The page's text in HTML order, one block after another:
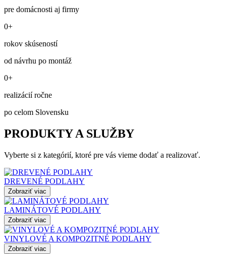
pre domácnosti aj firmy
0+
rokov skúseností
od návrhu po montáž
0+
realizácií ročne
po celom Slovensku
PRODUKTY A SLUŽBY
Vyberte si z kategórií, ktoré pre vás vieme dodať a realizovať.
DREVENÉ PODLAHY
Zobraziť viac
LAMINÁTOVÉ PODLAHY
Zobraziť viac
VINYLOVÉ A KOMPOZITNÉ PODLAHY
Zobraziť viac